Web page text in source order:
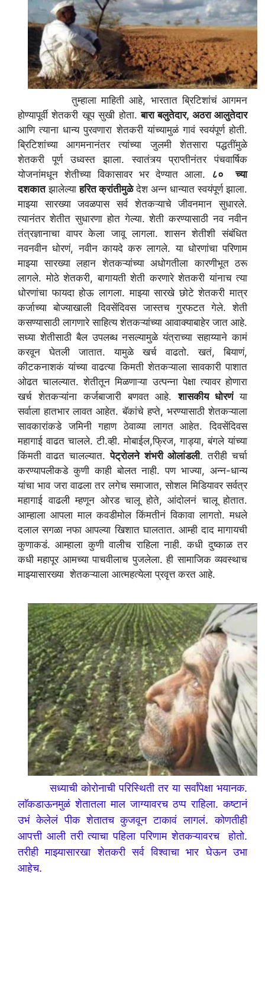
तुम्हाला माहिती आहे, भारतात ब्रिटिशांचं आगमन
होण्यापूर्वी शेतकरी खूप सुखी होता.बारा बलुतेदार, अठरा आलुतेदार
आणि त्याना धान्य पुरवणारा शेतकरी यांच्यामुळं गावं स्वयंपूर्ण होती.
ब्रिटिशांच्या आगमनानंतर त्यांच्या जुलमी शेतसारा पद्धतींमुळे
शेतकरी पूर्ण उध्वस्त झाला. स्वातंत्र्य प्राप्तीनंतर पंचवार्षिक
योजनांमधून शेतीच्या विकासावर भर देण्यात आला. ८० च्या
दशकातझालेल्याहरित क्रांतीमुळेदेश अन्न धान्यात स्वयंपूर्ण झाला.
माझ्या सारख्या जवळपास सर्व शेतकऱ्याचे जीवनमान सुधारले.
त्यानंतर शेतीत सुधारणा होत गेल्या. शेती करण्यासाठी नव नवीन
तंत्रज्ञानाचा वापर केला जावू लागला. शासन शेतीशी संबंधित
नवनवीन धोरणं, नवीन कायदे करु लागले. या धोरणांचा परिणाम
माझ्या सारख्या लहान शेतकऱ्यांच्या अधोगतीला कारणीभूत ठरू
लागले. मोठे शेतकरी, बागायती शेती करणारे शेतकरी यांनाच त्या
धोरणांचा फायदा होऊ लागला. माझ्या सारखे छोटे शेतकरी मात्र
कर्जाच्या बोज्याखाली दिवसेंदिवस जास्तच गुरफटत गेले. शेती
कसण्यासाठी लागणारे साहित्य शेतकऱ्यांच्या आवाक्याबाहेर जात आहे.
सध्या शेतीसाठी बैल उपलब्ध नसल्यामुळे यंत्राच्या सहाय्याने कामं
करवून घेतली जातात. यामुळे खर्च वाढतो. खतं, बियाणं,
कीटकनाशकं यांच्या वाढत्या किमती शेतकऱ्याला सावकारी पाशात
ओढत चालल्यात. शेतीतून मिळणाऱ्या उत्पन्ना पेक्षा त्यावर होणारा
खर्च शेतकऱ्यांना कर्जबाजारी बणवत आहे.शासकीय धोरणंया
सर्वाला हातभार लावत आहेत. बॅकांचे हप्ते, भरण्यासाठी शेतकऱ्याला
सावकारांकडे जमिनी गहाण ठेवाव्या लागत आहेत. दिवसेंदिवस
महागाई वाढत चालले. टी.व्ही. मोबाईल,फ्रिज, गाड्या, बंगले यांच्या
किंमती वाढत चालल्यात.पेट्रोलने शंभरी ओलांडली. तरीही चर्चा
करण्यापलीकडे कुणी काही बोलत नाही. पण भाज्या, अन्न-धान्य
यांचा भाव जरा वाढला तर लगेच समाजात, सोशल मिडियावर सर्वत्र
महागाई वाढली म्हणून ओरड चालू होते, आंदोलनं चालू होतात.
आम्हाला आपला माल कवडीमोल किंमतीनं विकावा लागतो. मधले
दलाल सगळा नफा आपल्या खिशात घालतात. आम्ही दाद मागायची
कुणाकडं. आम्हाला कुणी वालीच राहिला नाही. कधी दुष्काळ तर
कधी महापूर आमच्या पाचवीलाच पुजलेला. ही सामाजिक व्यवस्थाच
माझ्यासारख्या शेतकऱ्याला आत्महत्येला प्रवृत्त करत आहे.
सध्याची कोरोनाची परिस्थिती तर या सर्वांपेक्षा भयानक.
लाॅकडाऊनमुळं शेतातला माल जाग्यावरच ठप्प राहिला. कष्टानं
उभं केलेलं पीक शेतातच कुजवून टाकावं लागलं. कोणतीही
आपत्ती आली तरी त्याचा पहिला परिणाम शेतकऱ्यावरच होतो.
तरीही माझ्यासारखा शेतकरी सर्व विश्वाचा भार घेऊन उभा
आहेच.